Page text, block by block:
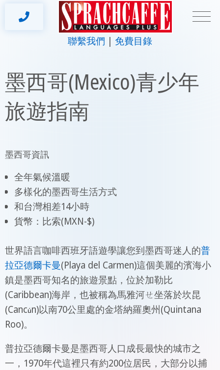
聯繫我們 免費目錄
墨西哥(Mexico)青少年
旅遊指南
墨西哥資訊
全年氣候溫暖
多樣化的墨西哥生活方式
和台灣相差14小時
貨幣：比索(MXN-$)
世界語言咖啡西班牙語遊學讓您到墨西哥迷人的普
拉亞德爾卡曼(Playa del Carmen)這個美麗的濱海小
鎮是墨西哥知名的旅遊景點，位於加勒比
(Caribbean)海岸，也被稱為馬雅河ㄝ坐落於坎昆
(Cancún)以南70公里處的金塔納羅奧州(Quintana
Roo)。
普拉亞德爾卡曼是墨西哥人口成長最快的城市之
一，1970年代這裡只有約200位居民，大部分以捕